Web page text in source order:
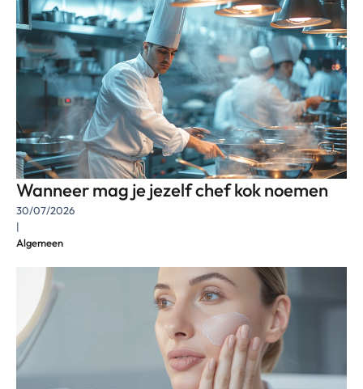
Wanneer mag je jezelf chef kok noemen
30/07/2026
|
Algemeen